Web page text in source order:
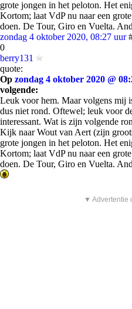
grote jongen in het peloton. Het
Kortom; laat VdP nu naar een
doen. De Tour, Giro en Vuelta.
zondag 4 oktober 2020, 08:27 uur
0
berry131
quote:
Op zondag 4 oktober 2020 @
volgende:
Leuk voor hem. Maar volgens mij
dus niet rond. Oftewel; leuk voor
interessant. Wat is zijn volgende
Kijk naar Wout van Aert (zijn
grote jongen in het peloton. Het
Kortom; laat VdP nu naar een
doen. De Tour, Giro en Vuelta.
▼ Advertentie